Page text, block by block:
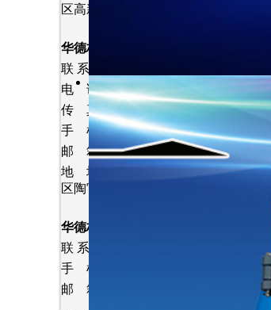
在线式粒子计数器
粉尘负压采样仪
区高新路 68号
华德林科技（鞍山）
联 系 人 : 林 博
电 话 : 0412-7130318
传 真 : 0412-7130318
手 机 : 13817760448
邮 箱 ： hdlkj69@163.com
地 址 : 辽宁省鞍山市铁西
区陶官街39号
华德林科技（上海）
联 系 人 ：朱杨华
手 机 ： 15827384004
邮 箱 ：hdlkj69@163.com